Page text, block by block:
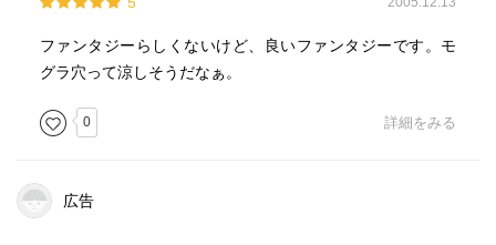
ファンタジーらしくないけど、良いファンタジーです。モ
グラ穴って涼しそうだなぁ。
0 詳細をみる
広告